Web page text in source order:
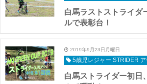
白馬ラストストライダ
ルで表彰台！
2019年9月23日月曜日
5歳児レジャー STRIDER
白馬ストライダー初日